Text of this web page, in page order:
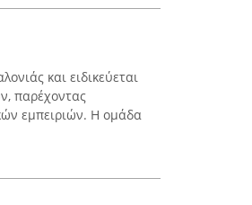
και ειδικεύεται
παρέχοντας
εμπειριών. Η ομάδα